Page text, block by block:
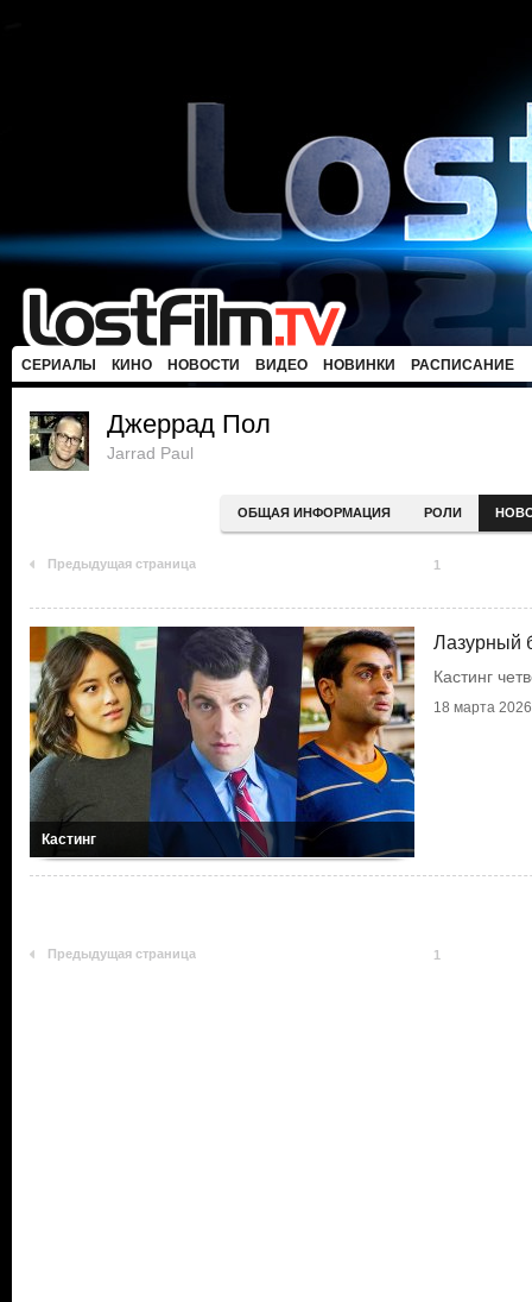
СЕРИАЛЫ КИНО НОВОСТИ ВИДЕО НОВИНКИ РАСПИСАНИЕ
Джеррад Пол
Jarrad Paul
ОБЩАЯ ИНФОРМАЦИЯ РОЛИ
Предыдущая страница 1
Кастинг
Лазурный
Кастинг
18 марта 2026
Предыдущая страница 1